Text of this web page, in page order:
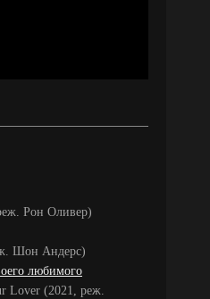
Рон Оливер)
Шон Андерс)
любимого
Lover (2021, реж.